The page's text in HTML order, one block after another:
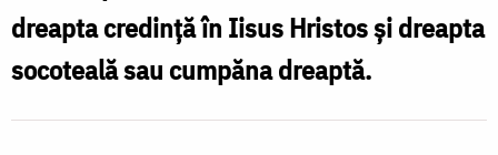
dreapta credință în Iisus Hristosși dreapta
socoteală sau cumpăna dreaptă.